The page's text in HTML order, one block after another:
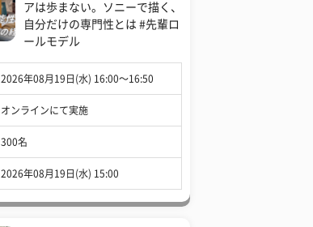
アは歩まない。ソニーで描く、
自分だけの専門性とは #先輩ロ
ールモデル
2026年08月19日(水) 16:00〜16:50
オンラインにて実施
300名
2026年08月19日(水) 15:00